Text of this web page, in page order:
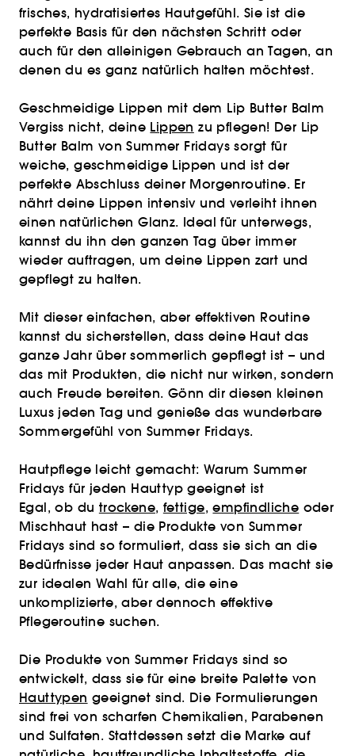
frisches, hydratisiertes Hautgefühl. Sie ist die
perfekte Basis für den nächsten Schritt oder
auch für den alleinigen Gebrauch an Tagen, an
denen du es ganz natürlich halten möchtest.
Geschmeidige Lippen mit dem Lip Butter Balm
Vergiss nicht, deine Lippen zu pflegen! Der Lip
Butter Balm von Summer Fridays sorgt für
weiche, geschmeidige Lippen und ist der
perfekte Abschluss deiner Morgenroutine. Er
nährt deine Lippen intensiv und verleiht ihnen
einen natürlichen Glanz. Ideal für unterwegs,
kannst du ihn den ganzen Tag über immer
wieder auftragen, um deine Lippen zart und
gepflegt zu halten.
Mit dieser einfachen, aber effektiven Routine
kannst du sicherstellen, dass deine Haut das
ganze Jahr über sommerlich gepflegt ist – und
das mit Produkten, die nicht nur wirken, sondern
auch Freude bereiten. Gönn dir diesen kleinen
Luxus jeden Tag und genieße das wunderbare
Sommergefühl von Summer Fridays.
Hautpflege leicht gemacht: Warum Summer
Fridays für jeden Hauttyp geeignet ist
Egal, ob du trockene, fettige,empfindliche oder
Mischhaut hast – die Produkte von Summer
Fridays sind so formuliert, dass sie sich an die
Bedürfnisse jeder Haut anpassen. Das macht sie
zur idealen Wahl für alle, die eine
unkomplizierte, aber dennoch effektive
Pflegeroutine suchen.
Die Produkte von Summer Fridays sind so
entwickelt, dass sie für eine breite Palette von
Hauttypen geeignet sind. Die Formulierungen
sind frei von scharfen Chemikalien, Parabenen
und Sulfaten. Stattdessen setzt die Marke auf